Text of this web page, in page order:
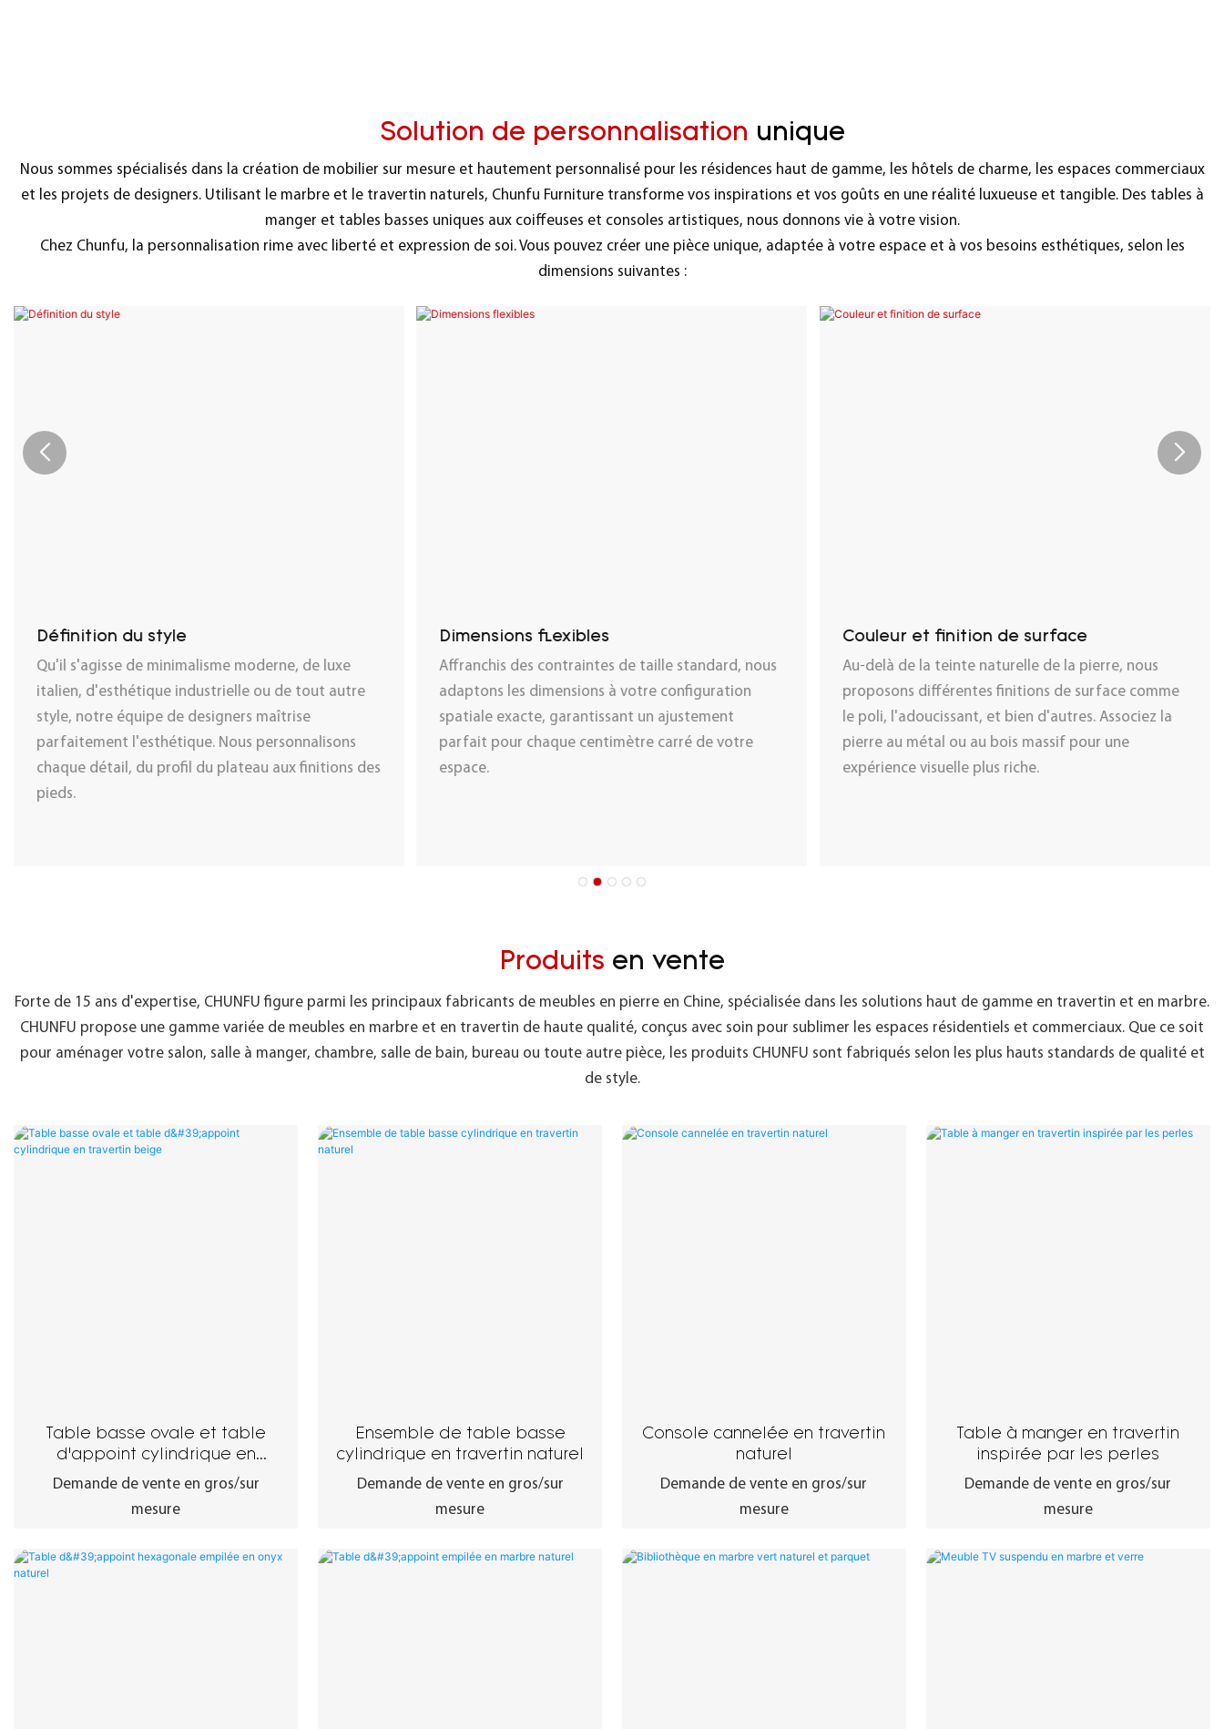
Solution de personnalisation unique
Nous sommes spécialisés dans la création de mobilier sur mesure et hautement personnalisé pour les résidences haut de gamme, les hôtels de charme, les espaces commerciaux
et les projets de designers. Utilisant le marbre et le travertin naturels, Chunfu Furniture transforme vos inspirations et vos goûts en une réalité luxueuse et tangible. Des tables à
manger et tables basses uniques aux coiffeuses et consoles artistiques, nous donnons vie à votre vision.
Chez Chunfu, la personnalisation rime avec liberté et expression de soi. Vous pouvez créer une pièce unique, adaptée à votre espace et à vos besoins esthétiques, selon les
dimensions suivantes :
Définition du style
Qu'il s'agisse de minimalisme moderne, de luxe
italien, d'esthétique industrielle ou de tout autre
style, notre équipe de designers maîtrise
parfaitement l'esthétique. Nous personnalisons
chaque détail, du profil du plateau aux finitions des
pieds.
Dimensions flexibles
Affranchis des contraintes de taille standard, nous
adaptons les dimensions à votre configuration
spatiale exacte, garantissant un ajustement
parfait pour chaque centimètre carré de votre
espace.
Couleur et finition de surface
Au-delà de la teinte naturelle de la pierre, nous
proposons différentes finitions de surface comme
le poli, l'adoucissant, et bien d'autres. Associez la
pierre au métal ou au bois massif pour une
expérience visuelle plus riche.
Produits en vente
Forte de 15 ans d'expertise, CHUNFU figure parmi les principaux fabricants de meubles en pierre en Chine, spécialisée dans les solutions haut de gamme en travertin et en marbre.
CHUNFU propose une gamme variée de meubles en marbre et en travertin de haute qualité, conçus avec soin pour sublimer les espaces résidentiels et commerciaux. Que ce soit
pour aménager votre salon, salle à manger, chambre, salle de bain, bureau ou toute autre pièce, les produits CHUNFU sont fabriqués selon les plus hauts standards de qualité et
de style.
Table basse ovale et table
d'appoint cylindrique en
travertin beige
Demande de vente en gros/sur
mesure
Ensemble de table basse
cylindrique en travertin naturel
Demande de vente en gros/sur
mesure
Console cannelée en travertin
naturel
Demande de vente en gros/sur
mesure
Table à manger en travertin
inspirée par les perles
Demande de vente en gros/sur
mesure